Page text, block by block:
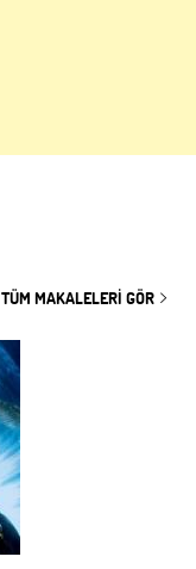
TÜM MAKALELERI GÖR